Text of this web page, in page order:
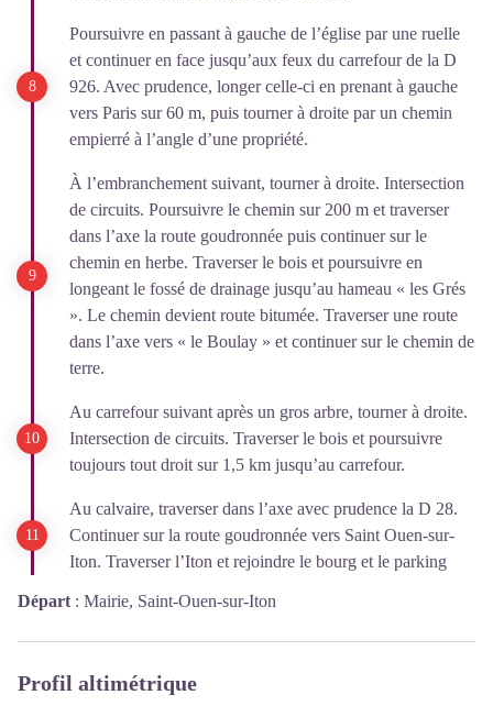
Poursuivre en passant à gauche de l’église par une ruelle
et continuer en face jusqu’aux feux du carrefour de la D
926. Avec prudence, longer celle-ci en prenant à gauche
vers Paris sur 60 m, puis tourner à droite par un chemin
empierré à l’angle d’une propriété.
À l’embranchement suivant, tourner à droite. Intersection
de circuits. Poursuivre le chemin sur 200 m et traverser
dans l’axe la route goudronnée puis continuer sur le
chemin en herbe. Traverser le bois et poursuivre en
longeant le fossé de drainage jusqu’au hameau « les Grés
». Le chemin devient route bitumée. Traverser une route
dans l’axe vers « le Boulay » et continuer sur le chemin de
terre.
Au carrefour suivant après un gros arbre, tourner à droite.
Intersection de circuits. Traverser le bois et poursuivre
toujours tout droit sur 1,5 km jusqu’au carrefour.
Au calvaire, traverser dans l’axe avec prudence la D 28.
Continuer sur la route goudronnée vers Saint Ouen-sur-
Iton. Traverser l’Iton et rejoindre le bourg et le parking
Départ : Mairie, Saint-Ouen-sur-Iton
Profil altimétrique